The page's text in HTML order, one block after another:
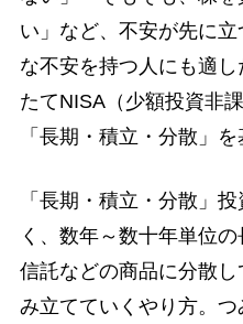
い」など、不安が先に
な不安を持つ人にも適
たてNISA（少額投資非
「長期・積立・分散」
「長期・積立・分散」
く、数年～数十年単位
信託などの商品に分散
み立てていくやり方。